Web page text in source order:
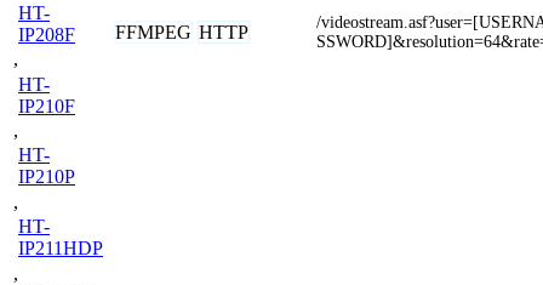
HT-
IP208F
,
HT-
IP210F
,
HT-
IP210P
,
HT-
IP211HDP
,
FFMPEG HTTP
/